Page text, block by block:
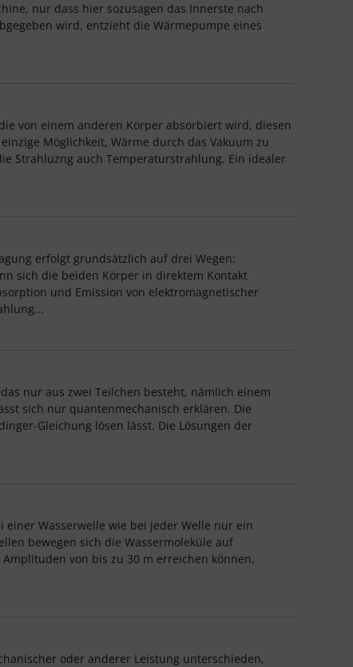
nur dass hier sozusagen das Innerste nach
wird, entzieht die Wärmepumpe eines
von einem anderen Körper absorbiert wird, diesen
Möglichkeit, Wärme durch das Vakuum zu
Strahluzng auch Temperaturstrahlung. Ein idealer
erfolgt grundsätzlich auf drei Wegen:
sich die beiden Körper in direktem Kontakt
und Emission von elektromagnetischer
nur aus zwei Teilchen besteht, nämlich einem
sich nur quantenmechanisch erklären. Die
Gleichung lösen lässt. Die Lösungen der
Wasserwelle wie bei jeder Welle nur ein
bewegen sich die Wassermoleküle auf
von bis zu 30 m erreichen können,
oder anderer Leistung unterschieden,